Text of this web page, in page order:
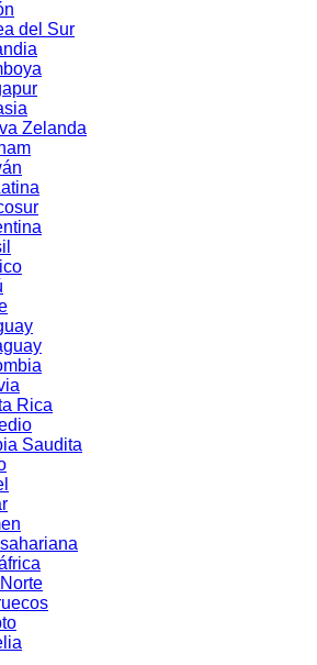
del Sur
Zelanda
Rica
Saudita